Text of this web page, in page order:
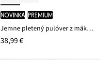
novinka PREMIUM
Jemne pletený pulóver z mäkkého vlneného mixu
38,99 €